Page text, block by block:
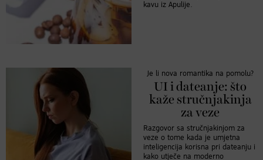
kavu iz Apulije.
Je li nova romantika na pomolu?
UI i dateanje: što
kaže stručnjakinja
za veze
Razgovor sa stručnjakinjom za
veze o tome kada je umjetna
inteligencija korisna pri dateanju i
kako utječe na moderno